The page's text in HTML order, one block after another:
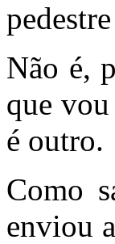
Não é,
que
é outro.
Como
enviou